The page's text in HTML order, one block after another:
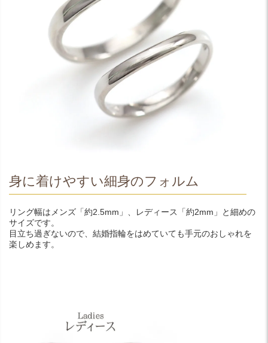
身に着けやすい細身のフォルム
リング幅はメンズ「約2.5mm」、レディース「約2mm」と細めの
サイズです。
目立ち過ぎないので、結婚指輪をはめていても手元のおしゃれを
楽しめます。